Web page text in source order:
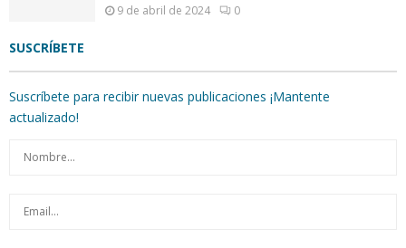
9 de abril de 2024 0
SUSCRÍBETE
Suscríbete para recibir nuevas publicaciones ¡Mantente
actualizado!